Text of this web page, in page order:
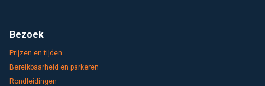
Bezoek
Prijzen en tijden
Bereikbaarheid en parkeren
Rondleidingen